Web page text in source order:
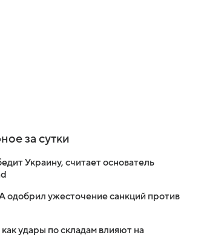
за сутки
Украину, считает основатель
ужесточение санкций против
удары по складам влияют на